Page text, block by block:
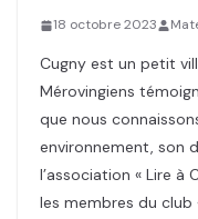
18 octobre 2023
Cugny est un petit
Mérovingiens
que nous
environnement, son
l’association « Lire
les membres du